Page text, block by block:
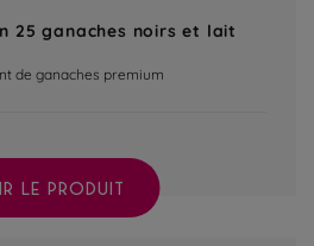
25 ganaches noirs et lait
de ganaches premium
LE PRODUIT